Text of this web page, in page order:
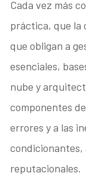
Cada vez más
práctica, que la
que obligan a
esenciales,
nube y
componentes
errores y a las
condicionantes,
reputacionales.